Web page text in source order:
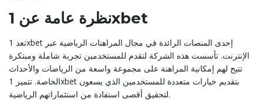
نظرة عامة عن 1xbet
تعد 1xbet إحدى المنصات الرائدة في مجال المراهنات الرياضية عبر
الإنترنت. تأسست هذه الشركة لتقدم للمستخدمين تجربة شاملة ومبتكرة
تتيح لهم إمكانية المراهنة على مجموعة واسعة من الرياضات والأحداث
الخاصة. تتميز 1xbet بتقديم خيارات متعددة للمستخدمين الذي يسعون
لتحقيق أقصى استفادة من استثماراتهم الرياضية.